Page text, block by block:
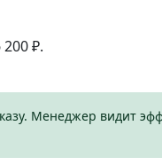
₽.
Менеджер видит